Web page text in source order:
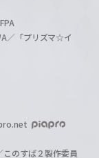
／「プリズマ☆イ
のすば２製作委員